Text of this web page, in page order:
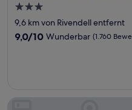
3.0-
Sterne-
Unterkunft
9,6 km von Rivendell entfernt
9.0
9,0/10 Wunderbar (1.760
Island Sun Inn & Suites -